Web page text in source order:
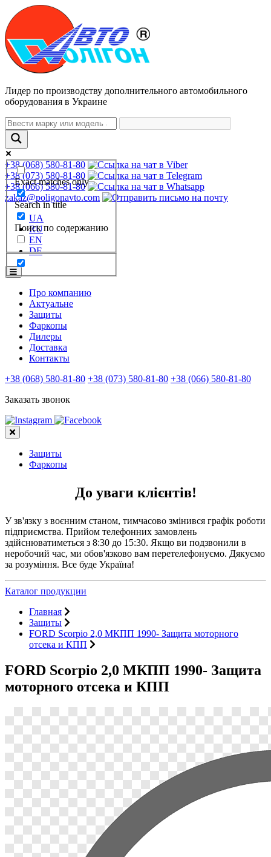
Лидер по производству дополнительного автомобильного
оборудования в Украине
Exact matches only
Search in title
Поиск по содержанию
+38 (068) 580-81-80
+38 (073) 580-81-80
+38 (066) 580-81-80
zakaz@poligonavto.com
UA
RU
EN
DE
Про компанию
Актуальне
Защиты
Фаркопы
Дилеры
Доставка
Контакты
+38 (068) 580-81-80 +38 (073) 580-81-80 +38 (066) 580-81-80
Заказать звонок
Защиты
Фаркопы
До уваги клієнтів!
У зв'язку з воєнним станом, тимчасово змінився графік роботи
підприємства. Прийом телефонних замовлень
здійснюватиметься з 8:30 до 15:30. Якщо ви подзвонили в
неробочий час, ми обов'язково вам перетелефонуємо. Дякуємо
за розуміння. Все буде Україна!
Каталог продукции
Главная
Защиты
FORD Scorpio 2,0 МКПП 1990- Защита моторного
отсека и КПП
FORD Scorpio 2,0 МКПП 1990- Защита
моторного отсека и КПП